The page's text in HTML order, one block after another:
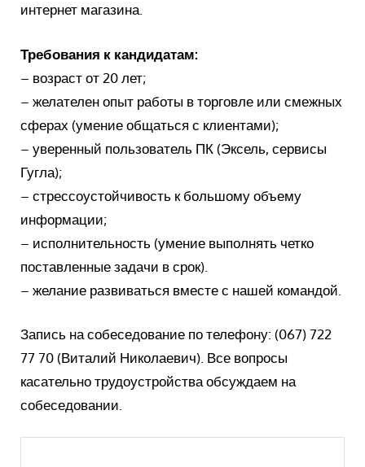
интернет магазина.
Требования к кандидатам:
– возраст от 20 лет;
– желателен опыт работы в торговле или смежных
сферах (умение общаться с клиентами);
– уверенный пользователь ПК (Эксель, сервисы
Гугла);
– стрессоустойчивость к большому объему
информации;
– исполнительность (умение выполнять четко
поставленные задачи в срок).
– желание развиваться вместе с нашей командой.
Запись на собеседование по телефону: (067) 722
77 70 (Виталий Николаевич). Все вопросы
касательно трудоустройства обсуждаем на
собеседовании.